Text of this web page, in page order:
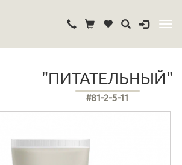
"ПИТАТЕЛЬНЫЙ"
#81-2-5-11